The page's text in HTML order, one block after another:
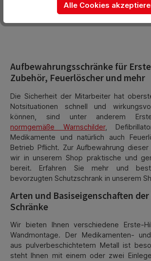
Aufbewahrungsschränke für
Zubehör, Feuerlöscher und mehr
Die Sicherheit der Mitarbeiter hat
Notsituationen schnell und
können, sind unter anderem Erste-
normgemäße Warnschilder,
Medikamente und natürlich auch
Betrieb Pflicht. Zur Aufbewahrung
wir in unserem Shop praktische und
bereit. Erfahren Sie mehr und
bevorzugten Schutzschrank in unserem
Arten und Basiseigenschaften
Schränke
Wir bieten Ihnen verschiedene Erste-
Wandmontage. Der Medikamenten-
aus pulverbeschichtetem Metall ist
steht Ihnen mit einem oder zwei
Alle Cookies